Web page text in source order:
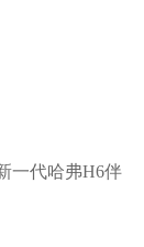
一代哈弗H6伴